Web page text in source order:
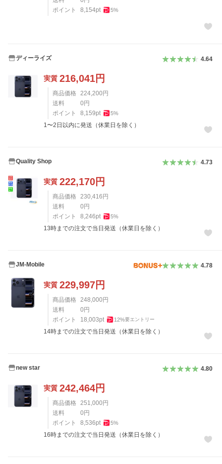
ポイント
8,154pt 5%
ディーライズ 4.64
実質 216,041円
商品価格 224,200 円
送料
0 円
ポイント
8,159pt 5%
1〜2日以内に発送（休業日を除く）
Quality Shop 4.73
実質 222,170円
商品価格 230,416 円
送料
0 円
ポイント
8,246pt 5%
13時までの注文で当日発送（休業日を除く）
JM-Mobile 4.78
実質 229,997円
商品価格 248,000 円
送料
0 円
ポイント
18,003pt 12%要エントリー
14時までの注文で当日発送（休業日を除く）
new star 4.80
実質 242,464円
商品価格 251,000 円
送料
0 円
ポイント
8,536pt 5%
16時までの注文で当日発送（休業日を除く）